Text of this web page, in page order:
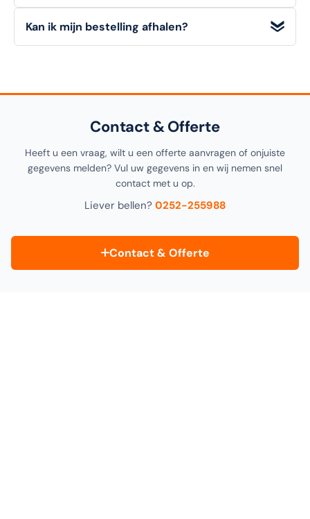
onze retourvoorwaarden voor alle details.
dit artikel vindt u in despecificatiesectie
hieronder op
deze pagina, alsook in de productomschrijving bovenaan.
Kan ik mijn bestelling afhalen?
Contact & Offerte
Heeft u een vraag, wilt u een offerte aanvragen of onjuiste
gegevens melden? Vul uw gegevens in en wij nemen snel
contact met u op.
Liever bellen? 0252-255988
Contact & Offerte